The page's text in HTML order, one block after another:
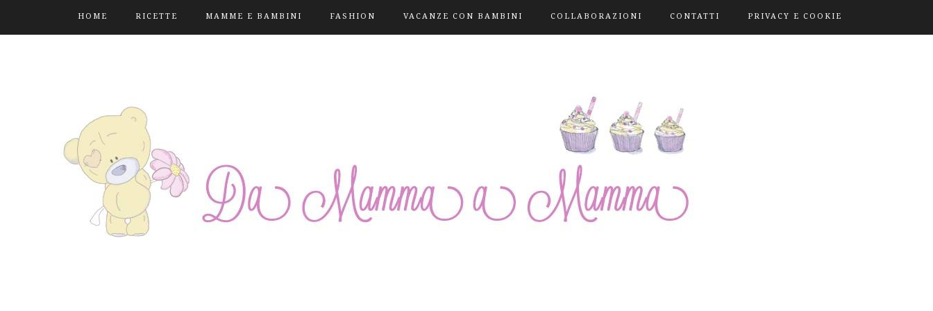
HOME RICETTE MAMME E BAMBINI FASHION VACANZE CON BAMBINI COLLABORAZIONI CONTATTI PRIVACY E COOKIE